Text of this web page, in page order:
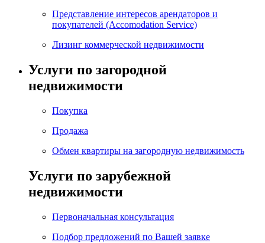
Представление интересов арендаторов и
покупателей (Accomodation Service)
Лизинг коммерческой недвижимости
Услуги по загородной
недвижимости
Покупка
Продажа
Обмен квартиры на загородную недвижимость
Услуги по зарубежной
недвижимости
Первоначальная консультация
Подбор предложений по Вашей заявке